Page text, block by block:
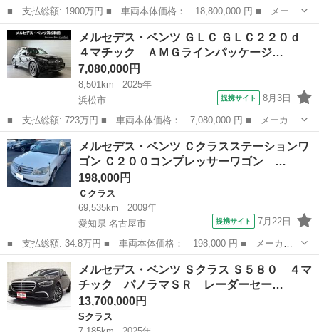
■ 支払総額: 1900万円 ■ 車両本体価格： 18,800,000 円 ■ メーカ
ー名： メルセデス・ベンツ ■ 車種名： Ｇクラス ■ グレード
名： Ｇ４００ｄ ディーゼルターボ 特別限定仕様車 プロフェッ
ショナルエ...
静岡 焼津市
メルセデス・ベンツ ＧＬＣ ＧＬＣ２２０ｄ
４マチック ＡＭＧラインパッケージ…
7,080,000円
8,501km
2025年
浜松市
提携サイト 8月3日
■ 支払総額: 723万円 ■ 車両本体価格： 7,080,000 円 ■ メーカー
名： メルセデス・ベンツ ■ 車種名： ＧＬＣ ■ グレード名：
ＧＬＣ２２０ｄ ４マチック ＡＭＧラインパッケージ パノラミッ
クＳ／Ｒ ...
静岡 浜松市 ベンツ（メルセデス）
メルセデス・ベンツ Ｃクラスステーションワ
ゴン Ｃ２００コンプレッサーワゴン …
198,000円
Ｃクラス
69,535km
2009年
愛知県 名古屋市
提携サイト 7月22日
■ 支払総額: 34.8万円 ■ 車両本体価格： 198,000 円 ■ メーカー
名： メルセデス・ベンツ ■ 車種名： Ｃクラスステーションワゴ
ン ■ グレード名： Ｃ２００コンプレッサーワゴン アバンギャル
ド 純正ＨＤ...
愛知 名古屋市 Ｃクラス
メルセデス・ベンツ Ｓクラス Ｓ５８０ ４マ
チック パノラマＳＲ レーダーセー…
13,700,000円
Sクラス